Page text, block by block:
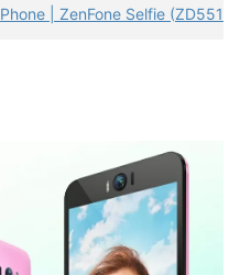
Phone | ZenFone Selfie